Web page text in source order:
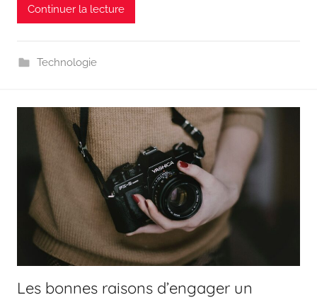
Continuer la lecture
Technologie
Les bonnes raisons d’engager un